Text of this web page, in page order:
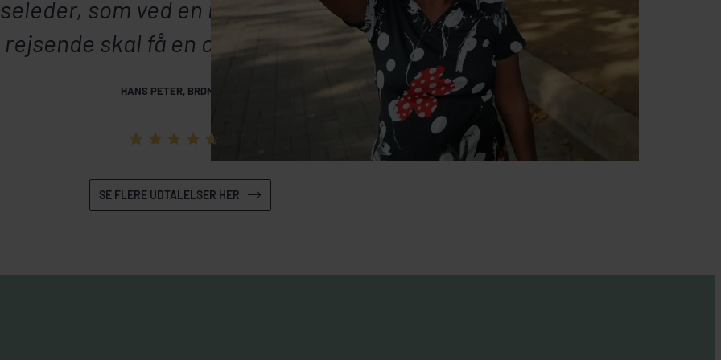
som ved en masse om Bali og gør alt for, at
rejsende skal få en oplevelsesrig tur.
HANS PETER, BRØNSHØJ
SE FLERE UDTALELSER HER